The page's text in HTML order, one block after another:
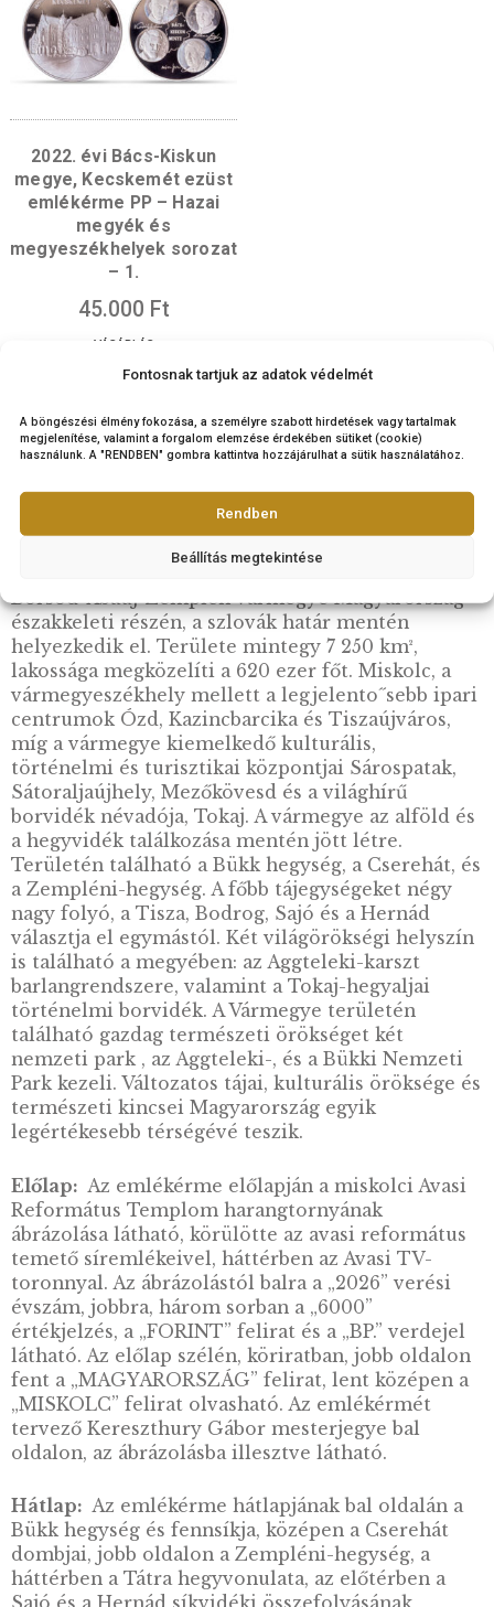
Fontosnak tartjuk az adatok védelmét
A böngészési élmény fokozása, a személyre szabott hirdetések vagy
megjelenítése, valamint a forgalom elemzése érdekében sütiket (cookie)
használunk. A "RENDBEN" gombra kattintva hozzájárulhat a sütik
Rendben
Beállítás megtekintése
2024. évi Baranya
vármegye, Pécs
színesfém emlékérme
patinázott BU – Hazai
vármegyék és
sorozat – 2.
5.700
2022. évi Bács-Kiskun
megye, Kecskemét ezüst
emlékérme PP – Hazai
megyék és
megyeszékhelyek sorozat
– 1.
45.000Ft
VÁSÁRLÁS
KOSÁRBA
TESZEM
LEÍRÁS
Borsod-Abaúj-Zemplén vármegye
északkeleti részén, a szlovák határ mentén
helyezkedik el. Területe mintegy 7 250 km²,
lakossága megközelíti a 620 ezer főt.
vármegyeszékhely mellett a
centrumok Ózd, Kazincbarcika és
míg a vármegye kiemelkedő kulturális,
történelmi és turisztikai központjai
borvidék névadója, Tokaj. A vármegye az
a hegyvidék találkozása mentén jött létre.
Területén található a Bükk hegység, a
a Zempléni-hegység. A főbb tájegységeket